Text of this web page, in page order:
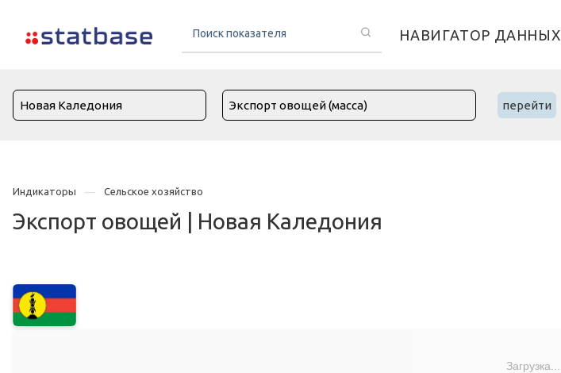
НАВИГАТОР ДАННЫХ
перейти
Индикаторы Сельское хозяйство
Экспорт овощей | Новая Каледония
Загрузка...